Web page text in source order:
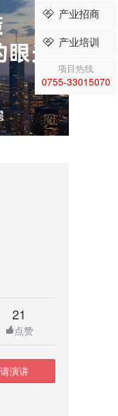
21
点赞
演讲
产业招商
产业培训
项目热线
0755-33015070